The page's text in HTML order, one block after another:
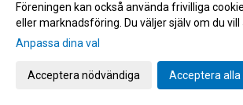
Inför match: Trelleborgs FF – Norrby IF
Bilder från tisdagens 2-0-seger
TV: Upplev glädjen efter slutsignalen
Max Olsson: "Känns overkligt bra"
Föreningen kan också använda frivilliga
eller marknadsföring. Du väljer själv om du vill
Anpassa dina val
Acceptera nödvändiga Acceptera alla